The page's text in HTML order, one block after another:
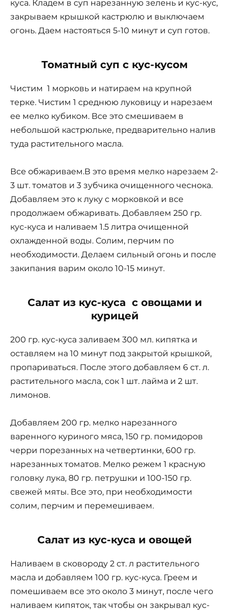
куса. Кладем в суп нарезанную зелень и кус-кус,
закрываем крышкой кастрюлю и выключаем
огонь. Даем настояться 5-10 минут и суп готов.
Томатный суп с кус-кусом
Чистим 1 морковь и натираем на крупной
терке. Чистим 1 среднюю луковицу и нарезаем
ее мелко кубиком. Все это смешиваем в
небольшой кастрюльке, предварительно налив
туда растительного масла.
Все обжариваем.В это время мелко нарезаем 2-
3 шт. томатов и 3 зубчика очищенного чеснока.
Добавляем это к луку с морковкой и все
продолжаем обжаривать. Добавляем 250 гр.
кус-куса и наливаем 1.5 литра очищенной
охлажденной воды. Солим, перчим по
необходимости. Делаем сильный огонь и после
закипания варим около 10-15 минут.
Салат из кус-куса с овощами и
курицей
200 гр. кус-куса заливаем 300 мл. кипятка и
оставляем на 10 минут под закрытой крышкой,
пропариваться. После этого добавляем 6 ст. л.
растительного масла, сок 1 шт. лайма и 2 шт.
лимонов.
Добавляем 200 гр. мелко нарезанного
варенного куриного мяса, 150 гр. помидоров
черри порезанных на четвертинки, 600 гр.
нарезанных томатов. Мелко режем 1 красную
головку лука, 80 гр. петрушки и 100-150 гр.
свежей мяты. Все это, при необходимости
солим, перчим и перемешиваем.
Салат из кус-куса и овощей
Наливаем в сковороду 2 ст. л растительного
масла и добавляем 100 гр. кус-куса. Греем и
помешиваем все это около 3 минут, после чего
наливаем кипяток, так чтобы он закрывал кус-